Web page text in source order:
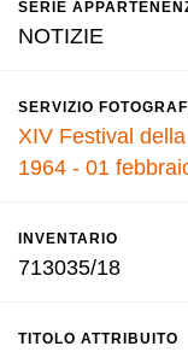
SERIE
NOTIZIE
SERVIZIO
XIV Festival
1964 - 01
INVENTARIO
713035/18
TITOLO ATTRIBUITO